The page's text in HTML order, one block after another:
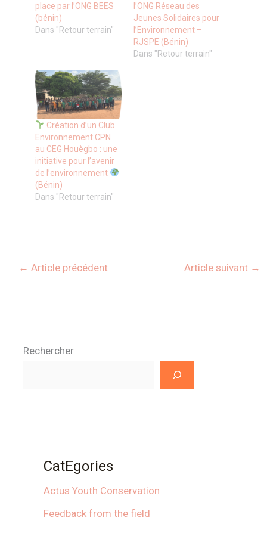
place par l’ONG BEES
(bénin)
Dans "Retour terrain"
l’ONG Réseau des
Jeunes Solidaires pour
l’Environnement –
RJSPE (Bénin)
Dans "Retour terrain"
Création d’un Club
Environnement CPN
au CEG Houègbo : une
initiative pour l’avenir
de l’environnement
(Bénin)
Dans "Retour terrain"
← Article précédent Article suivant →
Rechercher
CatEgories
Actus Youth Conservation
Feedback from the field